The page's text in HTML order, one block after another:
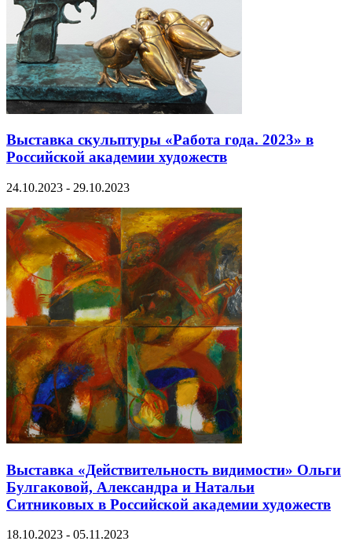
Выставка скульптуры «Работа года. 2023» в
Российской академии художеств
24.10.2023 - 29.10.2023
Выставка «Действительность видимости» Ольги
Булгаковой, Александра и Натальи
Ситниковых в Российской академии художеств
18.10.2023 - 05.11.2023